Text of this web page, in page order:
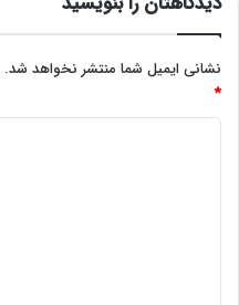
نشانی ایمیل شما منتشر نخواهد شد.
*